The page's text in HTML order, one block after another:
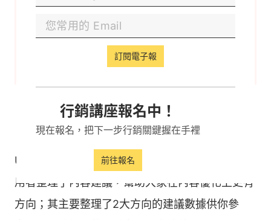
訂閱電子報
行銷講座報名中！
現在報名，把下一步行銷關鍵握在手裡
前往報名
（四）內容建議
Ubersuggest除了提供關鍵字建議，也貼心地幫使
用者整理了內容建議，幫助大家在內容優化上更有
方向；其主要整理了2大方向的建議數據供你參